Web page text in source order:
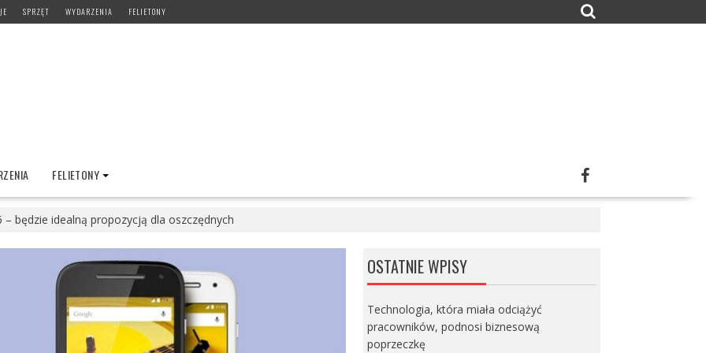
SPRZĘT WYDARZENIA FELIETONY
FELIETONY
– będzie idealną propozycją dla oszczędnych
OSTATNIE WPISY
Technologia, która miała odciążyć
pracowników, podnosi biznesową
poprzeczkę